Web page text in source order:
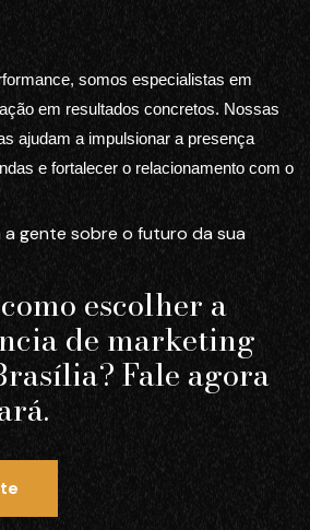
somos especialistas em
em resultados concretos. Nossas
ajudam a impulsionar a presença
e fortalecer o relacionamento com o
gente sobre o futuro da sua
escolher a
de marketing
Fale agora